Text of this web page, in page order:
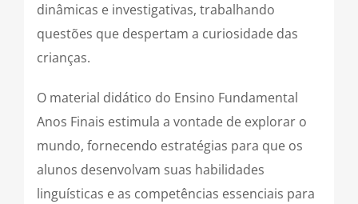
dinâmicas e investigativas, trabalhando
questões que despertam a curiosidade das
crianças.
O material didático do Ensino Fundamental
Anos Finais estimula a vontade de explorar o
mundo, fornecendo estratégias para que os
alunos desenvolvam suas habilidades
linguísticas e as competências essenciais para